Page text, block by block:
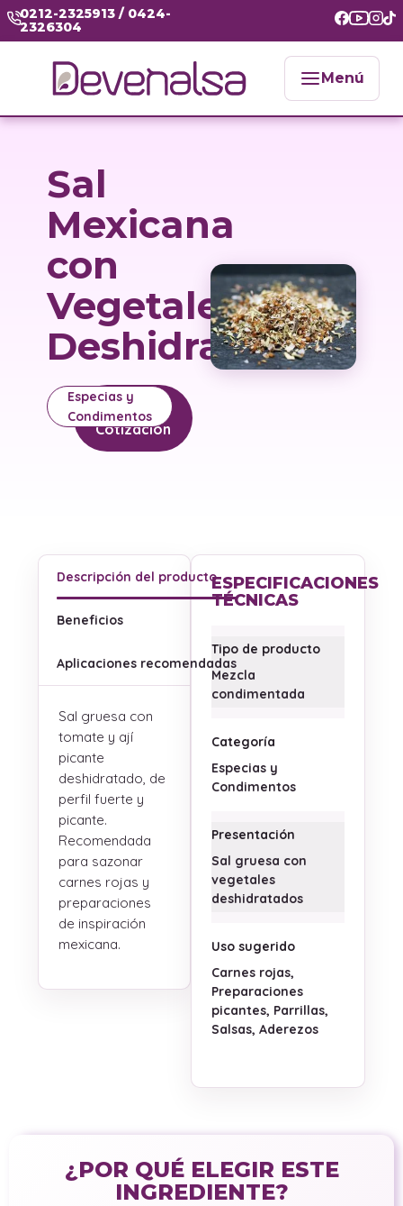
0212-2325913 / 0424-
2326304
Menú
Sal
Mexicana
con
Vegetales
Deshidratados
Especias y
Condimentos
Solicitar
Cotización
Descripción del producto
Beneficios
Aplicaciones recomendadas
Sal gruesa con
tomate y ají
picante
deshidratado, de
perfil fuerte y
picante.
Recomendada
para sazonar
carnes rojas y
preparaciones
de inspiración
mexicana.
ESPECIFICACIONES
TÉCNICAS
Tipo de producto
Mezcla
condimentada
Categoría
Especias y
Condimentos
Presentación
Sal gruesa con
vegetales
deshidratados
Uso sugerido
Carnes rojas,
Preparaciones
picantes, Parrillas,
Salsas, Aderezos
¿POR QUÉ ELEGIR ESTE
INGREDIENTE?